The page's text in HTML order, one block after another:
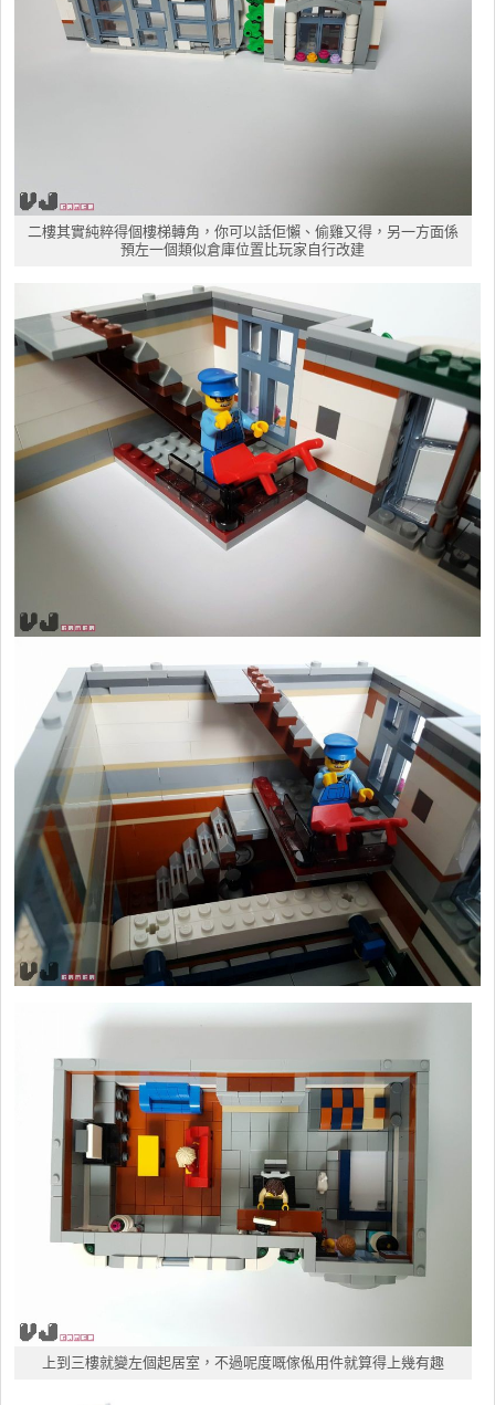
二樓其實純粹得個樓梯轉角，你可以話佢懶、偷雞又得，另一方面係
預左一個類似倉庫位置比玩家自行改建
上到三樓就變左個起居室，不過呢度嘅傢俬用件就算得上幾有趣